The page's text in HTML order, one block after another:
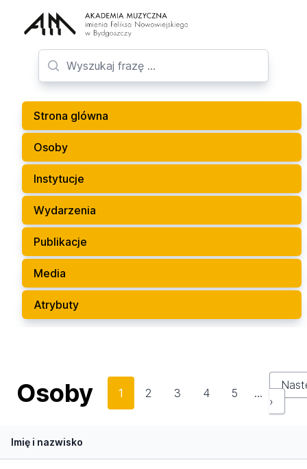
Strona glówna
Osoby
Instytucje
Wydarzenia
Publikacje
Media
Atrybuty
Osoby 1 2 3 4 5 …
›
Imię i nazwisko